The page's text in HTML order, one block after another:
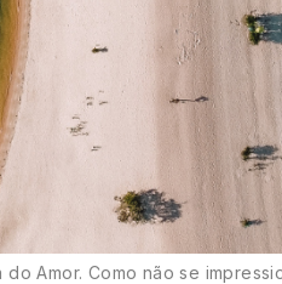
do Amor. Como não se